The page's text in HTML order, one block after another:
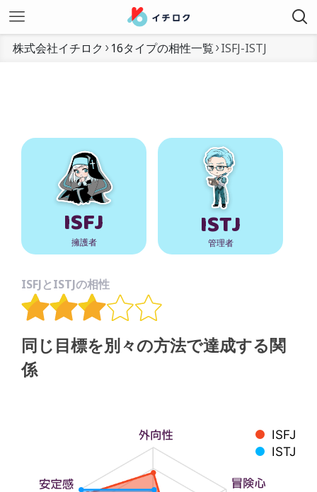
株式会社イチロク 16タイプの相性一覧 ISFJ-ISTJ
ISFJ
擁護者 ISTJ
管理者
ISFJとISTJの相性
同じ目標を別々の方法で達成する関
係
ISFJ
ISTJ